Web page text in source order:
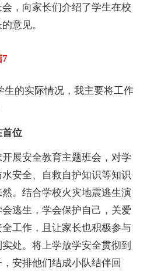
，向家长们介绍了学生在校
意见。
的实际情况，我主要将工作
位
展安全教育主题班会，对学
安全、自救自护知识等知识
。结合学校火灾地震逃生演
逃生，学会保护自己，关爱
工作，且让家长也积极参与
处。将上学放学安全贯彻到
安排他们结成小队结伴回